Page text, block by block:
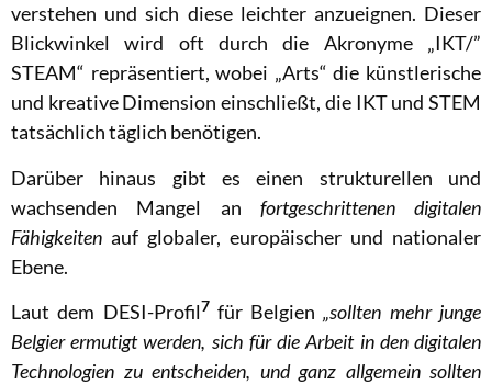
verstehen und sich diese leichter anzueignen. Dieser
Blickwinkel wird oft durch die Akronyme „IKT/”
STEAM“ repräsentiert, wobei „Arts“ die künstlerische
und kreative Dimension einschließt, die IKT und STEM
tatsächlich täglich benötigen.
Darüber hinaus gibt es einen strukturellen und
wachsenden Mangel an fortgeschrittenen digitalen
Fähigkeiten auf globaler, europäischer und nationaler
Ebene.
Laut dem DESI-Profil7 für Belgien„sollten mehr junge
Belgier ermutigt werden, sich für die Arbeit in den digitalen
Technologien zu entscheiden, und ganz allgemein sollten